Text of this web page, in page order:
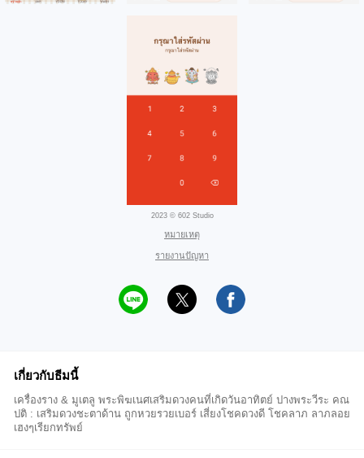
2023 © 602 Studio
หมายเหตุ
รายงานปัญหา
เกี่ยวกับธีมนี้
เครื่องราง & มูเตลู พระพิฆเนศเสริมดวงคนที่เกิดวันอาทิตย์ ปางพระวีระ คณ
ปติ : เสริมดวงชะตาด้าน ถูกหวยรวยเบอร์ เสี่ยงโชคดวงดี โชคลาภ ลาภลอย
เฮงๆเรียกทรัพย์